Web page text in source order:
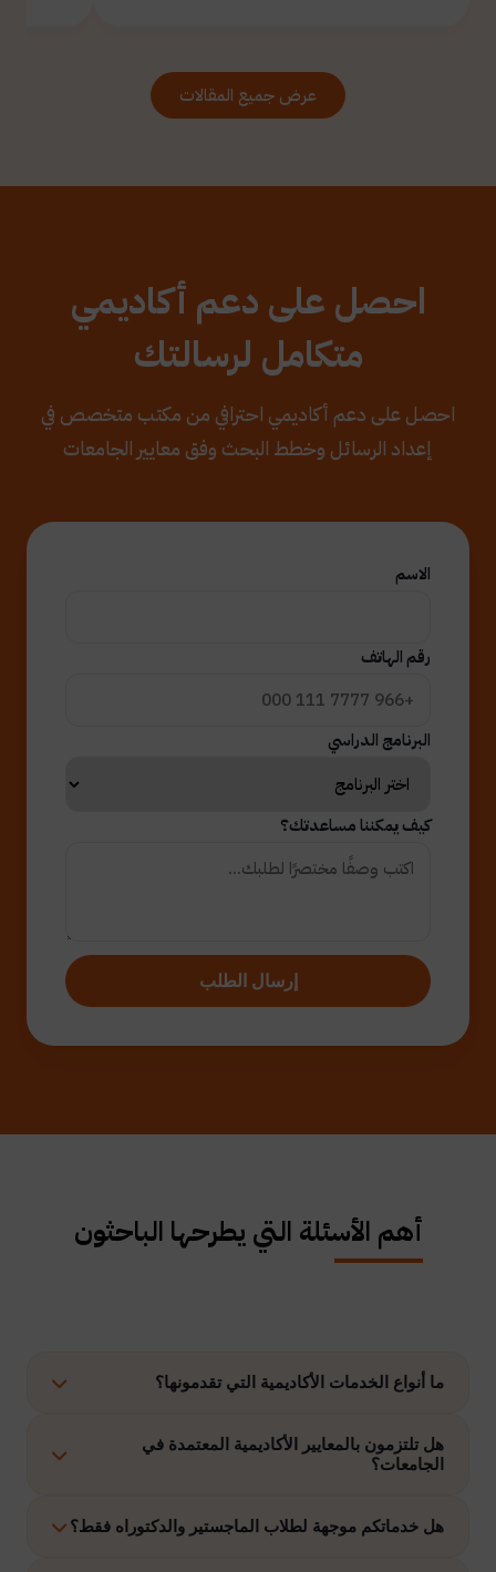
عرض جميع المقالات
احصل على دعم أكاديمي
متكامل لرسالتك
احصل على دعم أكاديمي احترافي من مكتب متخصص في
إعداد الرسائل وخطط البحث وفق معايير الجامعات
الاسم
رقم الهاتف
البرنامج الدراسي
كيف يمكننا مساعدتك؟
إرسال الطلب
أهم الأسئلة التي يطرحها الباحثون
ما أنواع الخدمات الأكاديمية التي تقدمونها؟
نوفر حلولًا متكاملة تشمل إعداد الرسائل العلمية، الاستشارات
الأكاديمية، التحليل الإحصائي، إعداد خطة البحث، نشر الأبحاث،
هل تلتزمون بالمعايير الأكاديمية المعتمدة في
الجامعات؟
نعم، نلتزم بتنفيذ جميع الأعمال وفق ضوابط الدراسات العليا
هل خدماتكم موجهة لطلاب الماجستير والدكتوراه فقط؟